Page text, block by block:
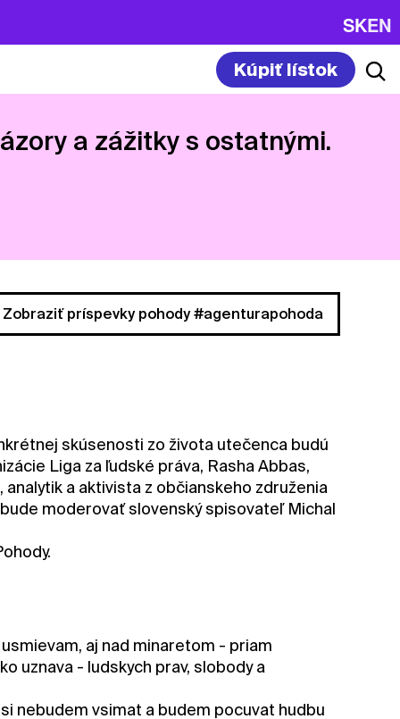
SKEN
Kúpiť lístok
a zážitky s ostatnými.
Zobraziť príspevky pohody #agenturapohoda
skúsenosti zo života utečenca budú
Liga za ľudské práva, Rasha Abbas,
a aktivista z občianskeho združenia
moderovať slovenský spisovateľ Michal
aj nad minaretom - priam
uznava - ludskych prav, slobody a
nebudem vsimat a budem pocuvat hudbu